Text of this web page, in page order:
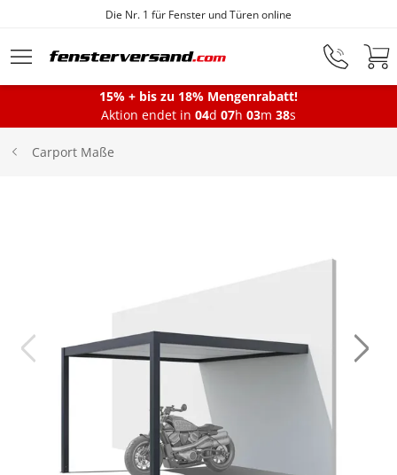
Zum Hauptinhalt springen
Die Nr. 1 für Fenster und Türen online
Montageservice
Haustüren
Sonnenschutz
15% + bis zu 18% Mengenrabatt!
Aktion endet in 04d 07h 03m 37s
Carport Maße